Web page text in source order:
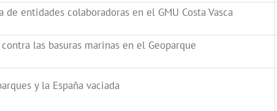
de entidades colaboradoras en el GMU Costa Vasca
las basuras marinas en el Geoparque
y la España vaciada